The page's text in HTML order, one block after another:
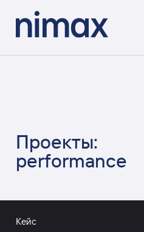
Проекты:
performance
Кейс